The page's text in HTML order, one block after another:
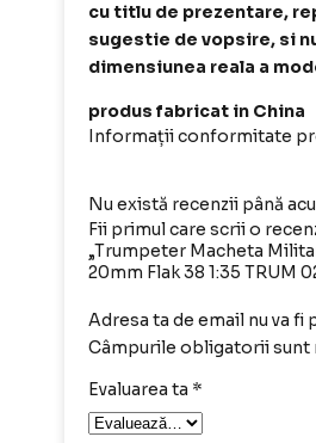
cu titlu de prezentare,
sugestie de vopsire, si
dimensiunea reala a
produs fabricat in China
Informații conformitate
Nu există recenzii până
Fii primul care scrii o
„Trumpeter Macheta
20mm Flak 38 1:35 TRUM
Adresa ta de email nu va fi
Câmpurile obligatorii sunt
Evaluarea ta *